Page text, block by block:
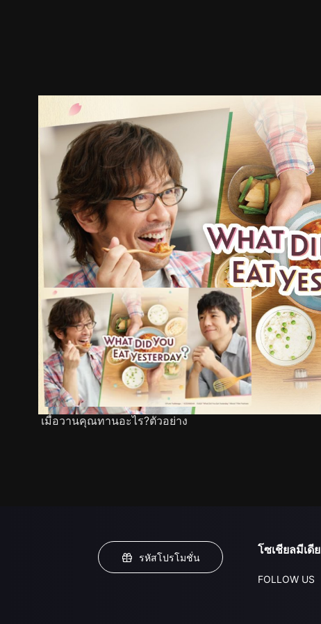
ตัวอย่าง ภาพนิ่ง เนื้อหาที่แนะนำ รายละเอียด
เมื่อวานคุณทานอะไร?ตัวอย่าง
รหัสโปรโมชั่น
โซเชียลมีเดีย
FOLLOW US